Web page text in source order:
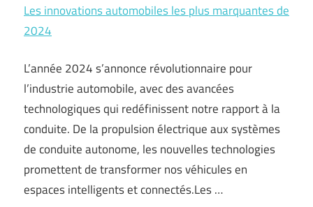
Les innovations automobiles les plus marquantes de
2024
L’année 2024 s’annonce révolutionnaire pour
l’industrie automobile, avec des avancées
technologiques qui redéfinissent notre rapport à la
conduite. De la propulsion électrique aux systèmes
de conduite autonome, les nouvelles technologies
promettent de transformer nos véhicules en
espaces intelligents et connectés.Les …